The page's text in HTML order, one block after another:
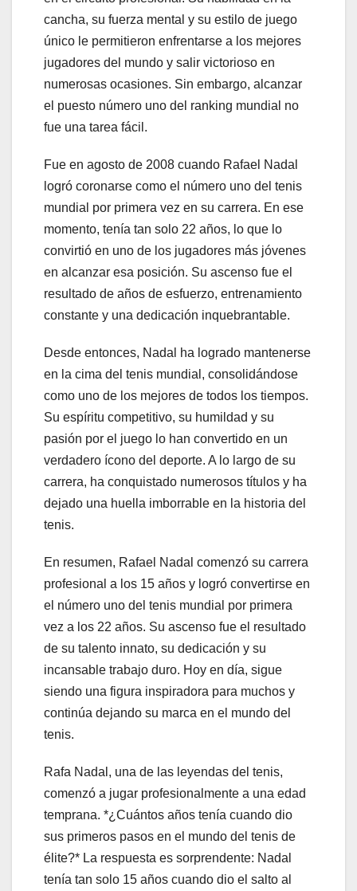
cancha, su fuerza mental y su estilo de juego
único le permitieron enfrentarse a los mejores
jugadores del mundo y salir victorioso en
numerosas ocasiones. Sin embargo, alcanzar
el puesto número uno del ranking mundial no
fue una tarea fácil.
Fue en agosto de 2008 cuando Rafael Nadal
logró coronarse como el número uno del tenis
mundial por primera vez en su carrera. En ese
momento, tenía tan solo 22 años, lo que lo
convirtió en uno de los jugadores más jóvenes
en alcanzar esa posición. Su ascenso fue el
resultado de años de esfuerzo, entrenamiento
constante y una dedicación inquebrantable.
Desde entonces, Nadal ha logrado mantenerse
en la cima del tenis mundial, consolidándose
como uno de los mejores de todos los tiempos.
Su espíritu competitivo, su humildad y su
pasión por el juego lo han convertido en un
verdadero ícono del deporte. A lo largo de su
carrera, ha conquistado numerosos títulos y ha
dejado una huella imborrable en la historia del
tenis.
En resumen, Rafael Nadal comenzó su carrera
profesional a los 15 años y logró convertirse en
el número uno del tenis mundial por primera
vez a los 22 años. Su ascenso fue el resultado
de su talento innato, su dedicación y su
incansable trabajo duro. Hoy en día, sigue
siendo una figura inspiradora para muchos y
continúa dejando su marca en el mundo del
tenis.
Rafa Nadal, una de las leyendas del tenis,
comenzó a jugar profesionalmente a una edad
temprana. *¿Cuántos años tenía cuando dio
sus primeros pasos en el mundo del tenis de
élite?* La respuesta es sorprendente: Nadal
tenía tan solo 15 años cuando dio el salto al